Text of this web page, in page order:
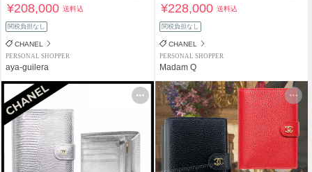
¥208,000送料込
関税負担なし
CHANEL
PERSONAL SHOPPER
aya-guilera
¥228,000送料込
関税負担なし
CHANEL
PERSONAL SHOPPER
Madam Q